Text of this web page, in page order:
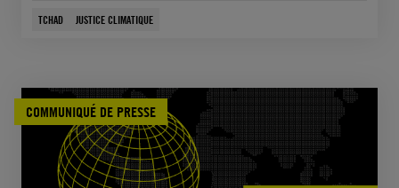
TCHAD JUSTICE CLIMATIQUE
COMMUNIQUÉ DE PRESSE